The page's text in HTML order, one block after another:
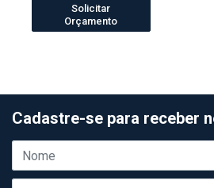
Solicitar
Orçamento
Cadastre-se para receber